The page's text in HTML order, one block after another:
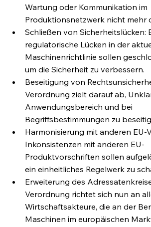
Wartung oder Kommunikation im
Produktionsnetzwerk nicht mehr
Schließen von Sicherheitslücken:
regulatorische Lücken in der
Maschinenrichtlinie sollen
um die Sicherheit zu verbessern.
Beseitigung von
Verordnung zielt darauf ab,
Anwendungsbereich und bei
Begriffsbestimmungen zu
Harmonisierung mit anderen EU-
Inkonsistenzen mit anderen EU-
Produktvorschriften sollen
ein einheitliches Regelwerk zu
Erweiterung des
Verordnung richtet sich nun an
Wirtschaftsakteure, die an der
Maschinen im europäischen